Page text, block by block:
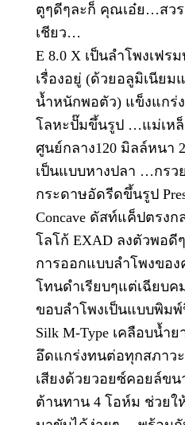
ตูๆดีๆละก็ คุณเอ๋ย…สวร
เชียว…
E 8.0 X เป็นลำโพงเฟรม
เรื่องอยู่ (ด้วยอลูมิเนีย
น้ำหนักพอตัว) แข็งแกร่
โลหะปั๊มขึ้นรูป …แม่เหล็
ศูนย์กลาง120 มิลล์หนา
เป็นแบบหางปลา …กรว
กระดาษอัดรีดขึ้นรูป
Concave ดัสท์แค็ปตรงก
โลโก้ EXAD ลงตัวพอ
การออกแบบลำโพงขอ
โทนดำเรียบๆแต่เฉียบค
ขอบลำโพงเป็นแบบพิม
Silk M-Type เคลือบน้ำ
อึดแกร่งทนต่อทุกสภา
เสียงด้วยวอยซ์คอยล์ข
ต้านทาน 4 โอห์ม ช่วยใ